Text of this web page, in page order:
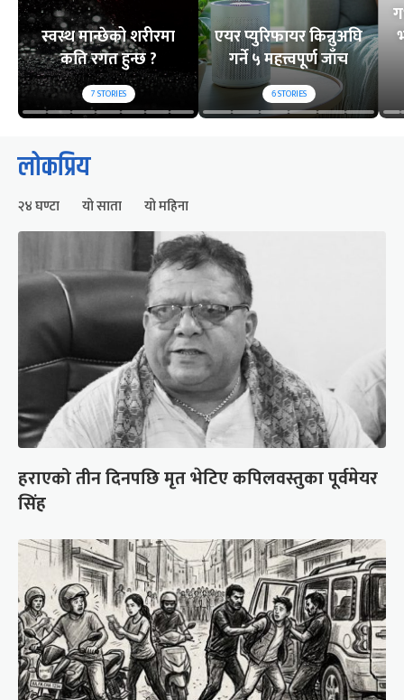
स्वस्थ मान्छेको शरीरमा
कति रगत हुन्छ ?
7STORIES
एयर प्युरिफायर किन्नुअघि
गर्ने ५ महत्त्वपूर्ण जाँच
6STORIES
लोकप्रिय
२४ घण्टा यो साता यो महिना
हराएको तीन दिनपछि मृत भेटिए कपिलवस्तुका पूर्वमेयर
सिंह